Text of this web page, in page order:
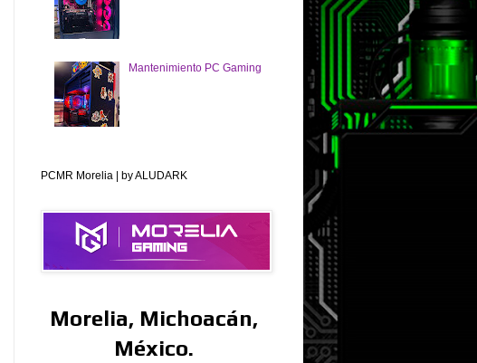
Mantenimiento PC Gaming
PCMR Morelia | by ALUDARK
Morelia, Michoacán,
México.